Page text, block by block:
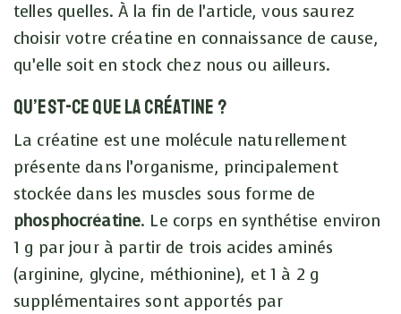
telles quelles. À la fin de l’article, vous saurez
choisir votre créatine en connaissance de cause,
qu’elle soit en stock chez nous ou ailleurs.
Qu’est-ce que la créatine ?
La créatine est une molécule naturellement
présente dans l’organisme, principalement
stockée dans les muscles sous forme de
phosphocréatine. Le corps en synthétise environ
1 g par jour à partir de trois acides aminés
(arginine, glycine, méthionine), et 1 à 2 g
supplémentaires sont apportés par